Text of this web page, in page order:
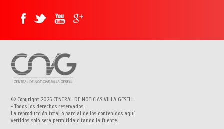
® Copyright 2026 CENTRAL DE NOTICIAS VILLA GESELL
- Todos los derechos reservados.
La reproducción total o parcial de los contenidos aquí
vertidos sólo sera permitida citando la fuente.